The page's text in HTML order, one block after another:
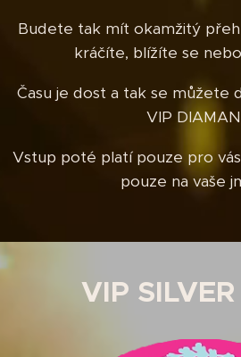
Budete tak mít okamžitý
kráčíte, blížíte se
Času je dost a tak se můžete
VIP
Vstup poté platí pouze pro
pouze na vaše
VIP